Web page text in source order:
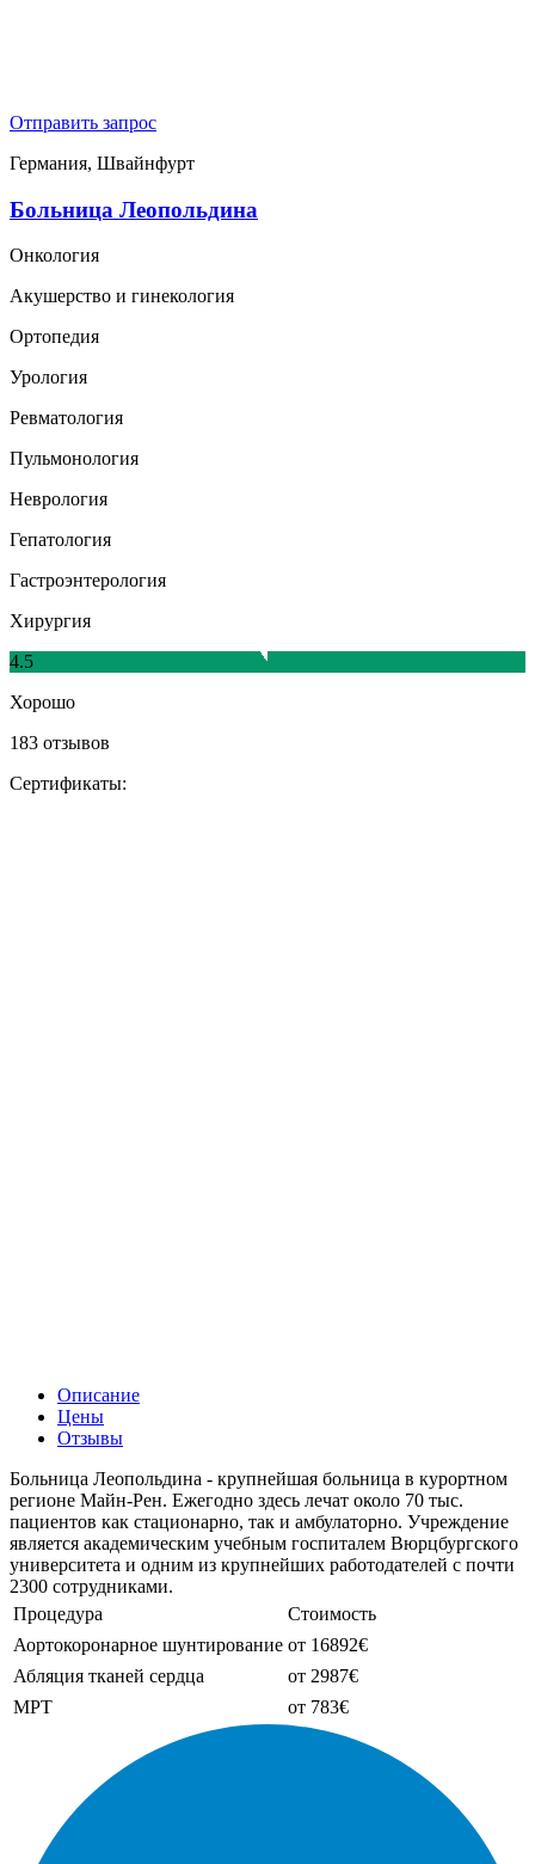
Отправить запрос
Германия, Швайнфурт
Больница Леопольдина
Онкология
Акушерство и гинекология
Ортопедия
Урология
Ревматология
Пульмонология
Неврология
Гепатология
Гастроэнтерология
Хирургия
4.5
Хорошо
183 отзывов
Сертификаты:
Описание
Цены
Отзывы
Больница Леопольдина - крупнейшая больница в курортном
регионе Майн-Рен. Ежегодно здесь лечат около 70 тыс.
пациентов как стационарно, так и амбулаторно. Учреждение
является академическим учебным госпиталем Вюрцбургского
университета и одним из крупнейших работодателей с почти
2300 сотрудниками.
Процедура
Стоимость
Аортокоронарное шунтирование от 16892€
Абляция тканей сердца
от 2987€
МРТ
от 783€